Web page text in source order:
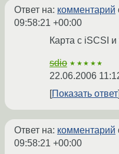
Ответ на: комментарий
09:58:21 +00:00
Карта c iSCSI
sdio ★★★★★
22.06.2006
Показать ответ
Ответ на: комментарий
09:58:21 +00:00